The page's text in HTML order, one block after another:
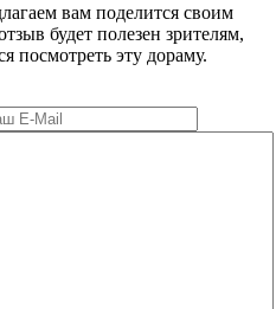
вам поделится своим
будет полезен зрителям,
посмотреть эту дораму.